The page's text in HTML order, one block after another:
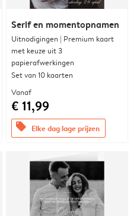
Serif en momentopnamen
Uitnodigingen | Premium kaart
met keuze uit 3
papierafwerkingen
Set van 10 kaarten
Vanaf
€ 11,99
offers Elke dag lage prijzen